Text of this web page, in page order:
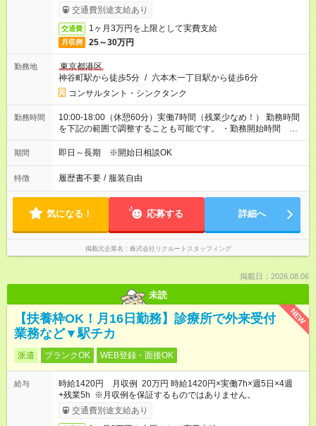
ービス利用可（利用条件有）
交通費別途支給あり
交通費 1ヶ月3万円を上限として実費支給
月収例 25～30万円
勤務地
東京都港区
神谷町駅から徒歩5分 / 六本木一丁目駅から徒歩6分
コンサルタント・シンクタンク
勤務時間
10:00-18:00（休憩60分）実働7時間（残業少なめ！） 勤務時間
を下記の範囲で調整することも可能です。 ・勤務開始時間
09:00～10:00 ・実働 07:00～08:00
期間 即日～長期 ※開始日相談OK
特徴 履歴書不要 / 服装自由
気になる！ 応募する 詳細へ
掲載元企業名 株式会社リクルートスタッフィング
掲載日：2026.08.06
未読
NEW
【扶養枠OK！月16日勤務】診療所で外来受付
業務など▼駅チカ
派遣 ブランクOK WEB登録・面接OK
給与
時給1420円 月収例 20万円 時給1420円×実働7h×週5日×4週
+残業5h ※月収例を保証するものではありません。
交通費別途支給あり